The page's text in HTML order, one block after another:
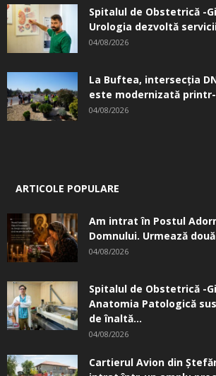
Spitalul de Obstetrică -
Urologia dezvoltă
04/08/2026
La Buftea, intersecţia
este modernizată printr-
04/08/2026
ARTICOLE POPULARE
Am intrat în Postul
Domnului. Urmează
04/08/2026
Spitalul de Obstetrică -
Anatomia Patologică
de înaltă...
04/08/2026
Cartierul Avion din